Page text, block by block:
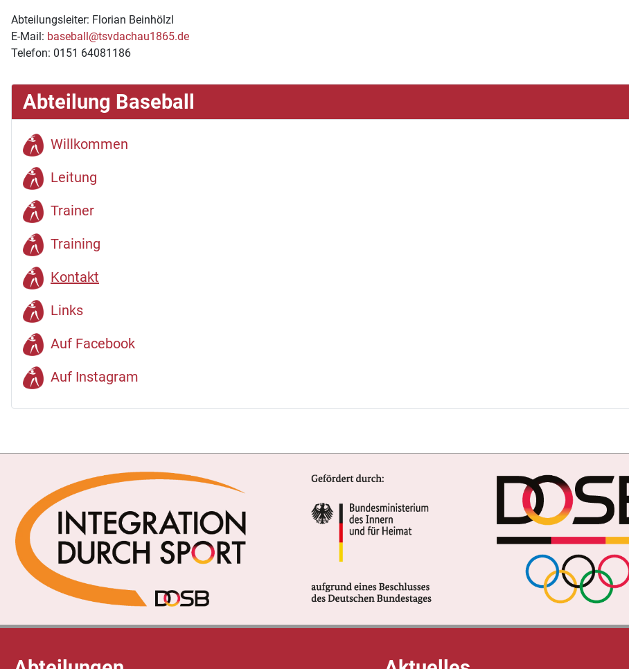
Abteilung Baseball
Willkommen
Leitung
Trainer
Training
Kontakt
Links
Auf Facebook
Auf Instagram
Abteilungsleiter: Florian Beinhölzl
E-Mail: baseball@tsvdachau1865.de
Telefon: 0151 64081186